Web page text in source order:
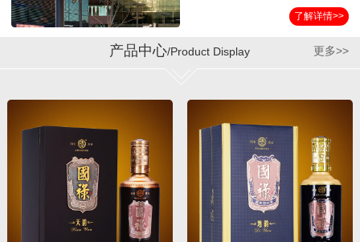
营销企业。公司始终坚持
以消费者诉求为导向，客
户满意为服务标准，秉承
的支持和公司员工的努力
公司自成立以来与贵州第
三大酱酒生产企业——贵
州省仁怀市茅台镇国宝酒
厂结为战略合作伙伴，经
过双方的共同努力，成功
推出并运作了国宝系列产
了解详情>>
产品中心/Product Display 更多>>